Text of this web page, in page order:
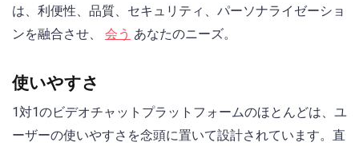
は、利便性、品質、セキュリティ、パーソナライゼーショ
ンを融合させ、 会う あなたのニーズ。
使いやすさ
1対1のビデオチャットプラットフォームのほとんどは、ユ
ーザーの使いやすさを念頭に置いて設計されています。直